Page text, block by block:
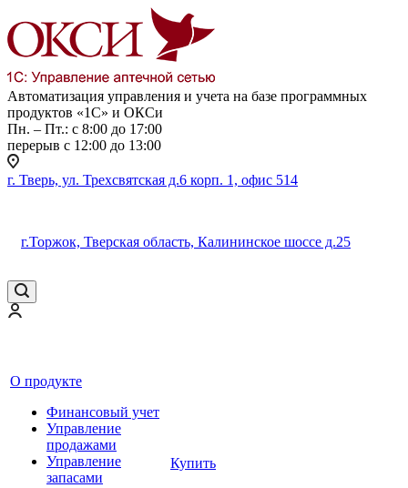
Автоматизация управления и учета на базе программных
продуктов «1С» и ОКСи
Пн. – Пт.: с 8:00 до 17:00
перерыв с 12:00 до 13:00
г. Тверь, ул. Трехсвятская д.6 корп. 1, офис 514
г.Торжок, Тверская область, Калининское шоссе д.25
О продукте
Финансовый учет
Управление
продажами
Управление
запасами
Купить